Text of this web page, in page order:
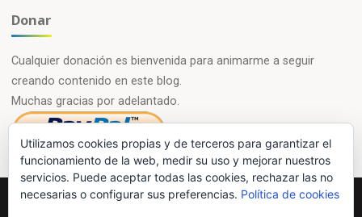
Donar
Cualquier donación es bienvenida para animarme a seguir
creando contenido en este blog.
Muchas gracias por adelantado.
Utilizamos cookies propias y de terceros para garantizar el
funcionamiento de la web, medir su uso y mejorar nuestros
servicios. Puede aceptar todas las cookies, rechazar las no
necesarias o configurar sus preferencias. Política de cookies